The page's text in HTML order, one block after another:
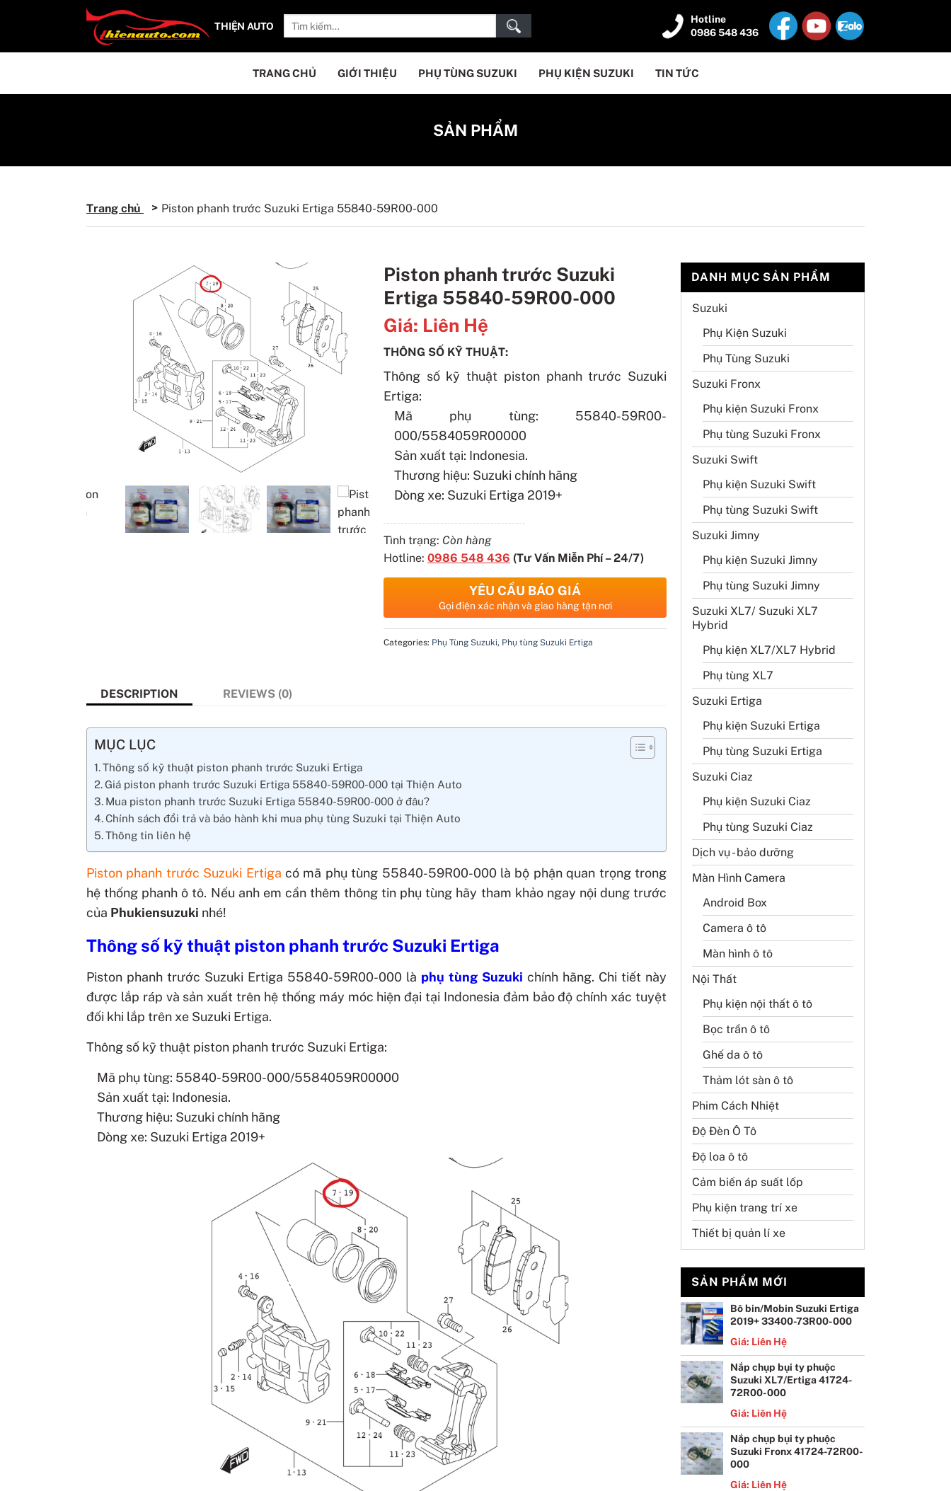
THIỆN AUTO
Hotline
0986 548 436
TRANG CHỦ GIỚI THIỆU PHỤ TÙNG SUZUKI PHỤ KIỆN SUZUKI TIN TỨC
SẢN PHẨM
Trang chủ Piston phanh trước Suzuki Ertiga 55840-59R00-000
Piston phanh trước Suzuki
Ertiga 55840-59R00-000
Giá: Liên Hệ
THÔNG SỐ KỸ THUẬT:
Thông số kỹ thuật piston phanh trước Suzuki
Ertiga:
Mã phụ tùng: 55840-59R00-
000/5584059R00000
Sản xuất tại: Indonesia.
Thương hiệu: Suzuki chính hãng
Dòng xe: Suzuki Ertiga 2019+
Tình trạng: Còn hàng
Hotline: 0986 548 436 (Tư Vấn Miễn Phí – 24/7)
YÊU CẦU BÁO GIÁ
Gọi điện xác nhận và giao hàng tận nơi
Categories: Phụ Tùng Suzuki, Phụ tùng Suzuki Ertiga
DESCRIPTION REVIEWS (0)
MỤC LỤC
Thông số kỹ thuật piston phanh trước Suzuki Ertiga
Giá piston phanh trước Suzuki Ertiga 55840-59R00-000 tại Thiện Auto
Mua piston phanh trước Suzuki Ertiga 55840-59R00-000 ở đâu?
Chính sách đổi trả và bảo hành khi mua phụ tùng Suzuki tại Thiện Auto
Thông tin liên hệ
Piston phanh trước Suzuki Ertiga có mã phụ tùng 55840-59R00-000 là bộ phận quan trọng trong
hệ thống phanh ô tô. Nếu anh em cần thêm thông tin phụ tùng hãy tham khảo ngay nội dung trước
của Phukiensuzuki nhé!
Thông số kỹ thuật piston phanh trước Suzuki Ertiga
Piston phanh trước Suzuki Ertiga 55840-59R00-000 là phụ tùng Suzuki chính hãng. Chi tiết này
được lắp ráp và sản xuất trên hệ thống máy móc hiện đại tại Indonesia đảm bảo độ chính xác tuyệt
đối khi lắp trên xe Suzuki Ertiga.
Thông số kỹ thuật piston phanh trước Suzuki Ertiga:
Mã phụ tùng: 55840-59R00-000/5584059R00000
Sản xuất tại: Indonesia.
Thương hiệu: Suzuki chính hãng
Dòng xe: Suzuki Ertiga 2019+
DANH MỤC SẢN PHẨM
Suzuki
Phụ Kiện Suzuki
Phụ Tùng Suzuki
Suzuki Fronx
Phụ kiện Suzuki Fronx
Phụ tùng Suzuki Fronx
Suzuki Swift
Phụ kiện Suzuki Swift
Phụ tùng Suzuki Swift
Suzuki Jimny
Phụ kiện Suzuki Jimny
Phụ tùng Suzuki Jimny
Suzuki XL7/ Suzuki XL7
Hybrid
Phụ kiện XL7/XL7 Hybrid
Phụ tùng XL7
Suzuki Ertiga
Phụ kiện Suzuki Ertiga
Phụ tùng Suzuki Ertiga
Suzuki Ciaz
Phụ kiện Suzuki Ciaz
Phụ tùng Suzuki Ciaz
Dịch vụ - bảo dưỡng
Màn Hình Camera
Android Box
Camera ô tô
Màn hình ô tô
Nội Thất
Phụ kiện nội thất ô tô
Bọc trần ô tô
Ghế da ô tô
Thảm lót sàn ô tô
Phim Cách Nhiệt
Độ Đèn Ô Tô
Độ loa ô tô
Cảm biến áp suất lốp
Phụ kiện trang trí xe
Thiết bị quản lí xe
SẢN PHẨM MỚI
Bô bin/Mobin Suzuki Ertiga
2019+ 33400-73R00-000
Giá: Liên Hệ
Nắp chụp bụi ty phuộc
Suzuki XL7/Ertiga 41724-
72R00-000
Giá: Liên Hệ
Nắp chụp bụi ty phuộc
Suzuki Fronx 41724-72R00-
000
Giá: Liên Hệ